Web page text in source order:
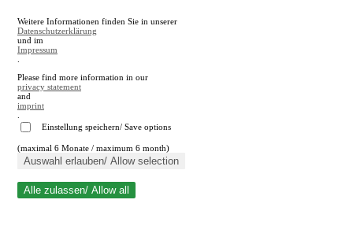
A
A
Suche schließen
Weitere Informationen finden Sie in unserer
Datenschutzerklärung
und im
Impressum
Please find more information in our
privacy statement
and
imprint
Einstellung speichern/ Save options
(maximal 6 Monate / maximum 6 month)
Auswahl erlauben/ Allow selection
Alle zulassen/ Allow all